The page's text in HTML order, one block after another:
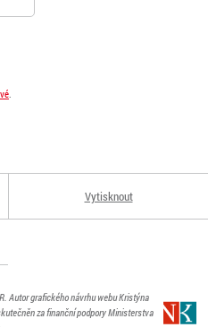
.
Vytisknout
. Autor grafického návrhu webu Kristýna
za finanční podpory Ministerstva